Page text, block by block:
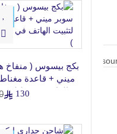
13%
بكج بيسوس ( منفاخ
ميني + قاعدة
الهاتف في طبلون
130